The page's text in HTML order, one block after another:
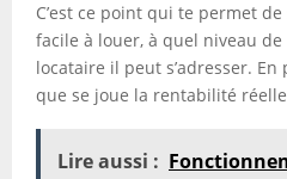
C’est ce point qui te permet
facile à louer, à quel niveau
locataire il peut s’adresser. En
que se joue la rentabilité
Lire aussi :